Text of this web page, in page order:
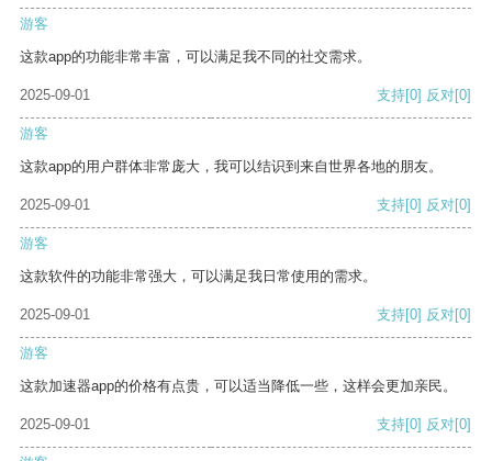
游客
这款app的功能非常丰富，可以满足我不同的社交需求。
2025-09-01 支持[0] 反对[0]
游客
这款app的用户群体非常庞大，我可以结识到来自世界各地的朋友。
2025-09-01 支持[0] 反对[0]
游客
这款软件的功能非常强大，可以满足我日常使用的需求。
2025-09-01 支持[0] 反对[0]
游客
这款加速器app的价格有点贵，可以适当降低一些，这样会更加亲民。
2025-09-01 支持[0] 反对[0]